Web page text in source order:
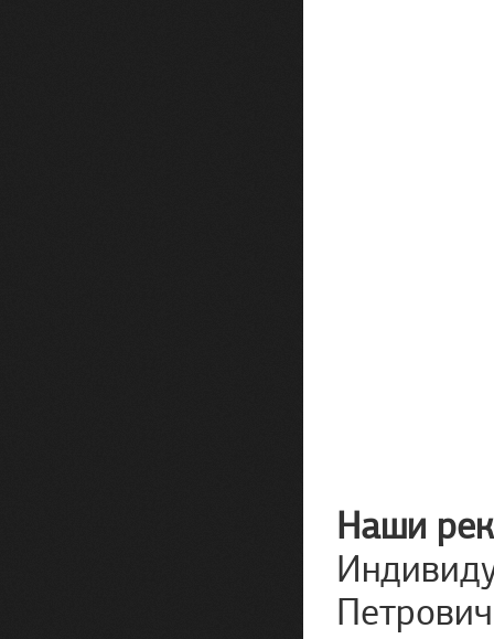
Наши
Петрович